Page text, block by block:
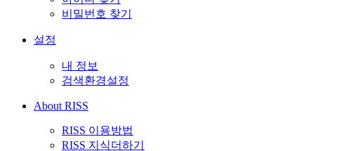
비밀번호 찾기
설정
내 정보
검색환경설정
About RISS
RISS 이용방법
RISS 지식더하기